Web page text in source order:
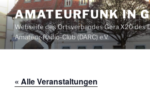
Zum
Inhalt
springen
AMATEURFUNK IN
Webseite des Ortsverbandes Gera X20 des
Amateur-Radio-Club (DARC) e.V.
« Alle Veranstaltungen